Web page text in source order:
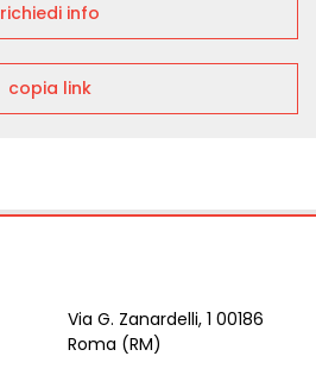
richiedi info
copia link
Via G. Zanardelli, 1 00186
Roma (RM)